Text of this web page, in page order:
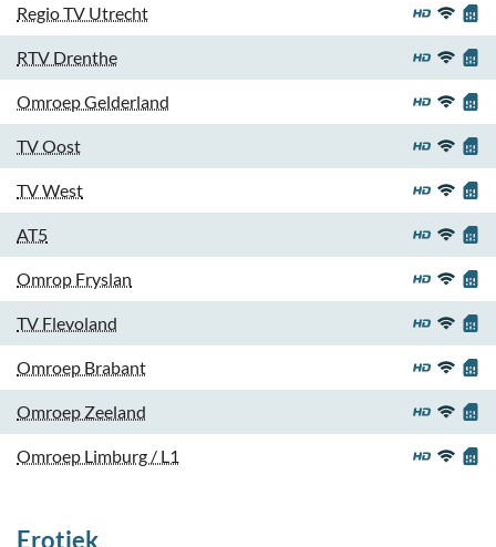
Regio TV Utrecht
RTV Drenthe
Omroep Gelderland
TV Oost
TV West
AT5
Omrop Fryslan
TV Flevoland
Omroep Brabant
Omroep Zeeland
Omroep Limburg / L1
Erotiek